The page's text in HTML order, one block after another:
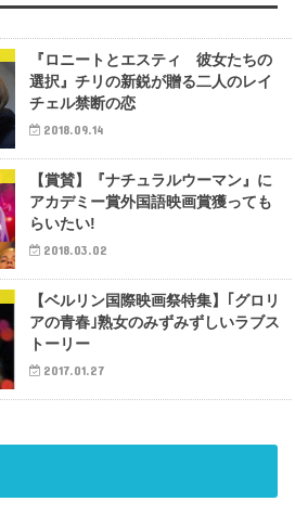
『ロニートとエスティ 彼女たちの
選択』チリの新鋭が贈る二人のレイ
チェル禁断の恋
2018.09.14
【賞賛】『ナチュラルウーマン』に
アカデミー賞外国語映画賞獲っても
らいたい!
2018.03.02
【ベルリン国際映画祭特集】｢グロリ
アの青春｣熟女のみずみずしいラブス
トーリー
2017.01.27